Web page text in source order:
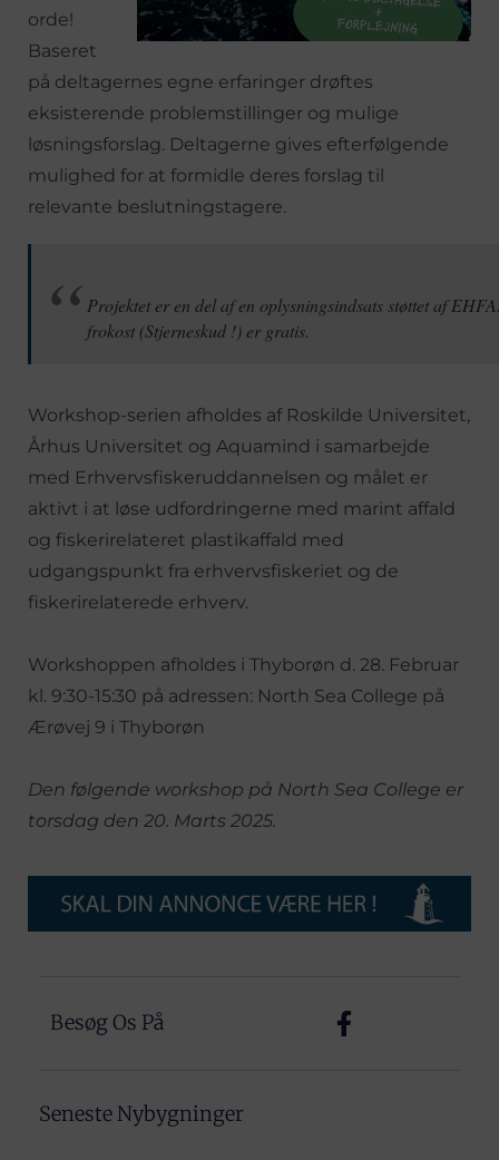
orde!
Baseret
på deltagernes egne erfaringer drøftes
eksisterende problemstillinger og mulige
løsningsforslag. Deltagerne gives efterfølgende
mulighed for at formidle deres forslag til
relevante beslutningstagere.
Projektet er en del af en oplysningsindsats støttet af
frokost (Stjerneskud !) er gratis.
Workshop-serien afholdes af Roskilde Universitet,
Århus Universitet og Aquamind i samarbejde
med Erhvervsfiskeruddannelsen og målet er
aktivt i at løse udfordringerne med marint affald
og fiskerirelateret plastikaffald med
udgangspunkt fra erhvervsfiskeriet og de
fiskerirelaterede erhverv.
Workshoppen afholdes i Thyborøn d. 28. Februar
kl. 9:30-15:30 på adressen: North Sea College på
Ærøvej 9 i Thyborøn
Den følgende workshop på North Sea College er
torsdag den 20. Marts 2025.
Besøg Os På
Seneste Nybygninger